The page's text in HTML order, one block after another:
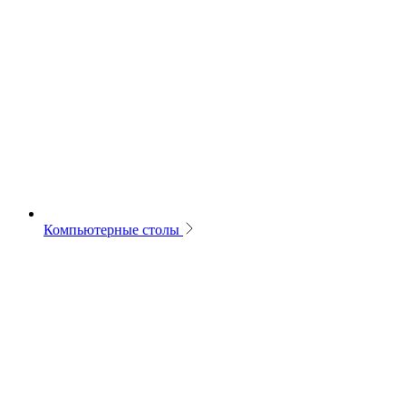
Компьютерные столы